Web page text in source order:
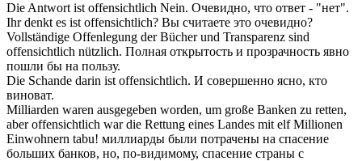
Die Antwort ist offensichtlich Nein. Очевидно, что ответ - "нет".
Ihr denkt es ist offensichtlich? Вы считаете это очевидно?
Vollständige Offenlegung der Bücher und Transparenz sind
offensichtlich nützlich. Полная открытость и прозрачность явно
пошли бы на пользу.
Die Schande darin ist offensichtlich. И совершенно ясно, кто
виноват.
Milliarden waren ausgegeben worden, um große Banken zu retten,
aberoffensichtlich war die Rettung eines Landes mit elf Millionen
Einwohnern tabu! миллиарды были потрачены на спасение
больших банков, но, по-видимому, спасение страны с